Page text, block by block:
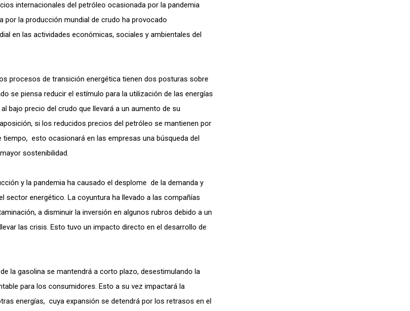
internacionales del petróleo ocasionada por la pandemia
por la producción mundial de crudo ha provocado
en las actividades económicas, sociales y ambientales del
procesos de transición energética tienen dos posturas sobre
se piensa reducir el estímulo para la utilización de las energías
bajo precio del crudo que llevará a un aumento de su
si los reducidos precios del petróleo se mantienen por
tiempo, esto ocasionará en las empresas una búsqueda del
sostenibilidad.
y la pandemia ha causado el desplome de la demanda y
energético. La coyuntura ha llevado a las compañías
a disminuir la inversión en algunos rubros debido a un
las crisis. Esto tuvo un impacto directo en el desarrollo de
la gasolina se mantendrá a corto plazo, desestimulando la
para los consumidores. Esto a su vez impactará la
energías, cuya expansión se detendrá por los retrasos en el